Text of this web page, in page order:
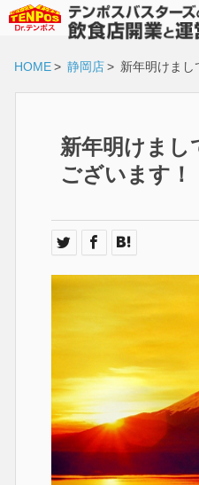
HOME> 静岡店> 新年明けまし
新年明けまし
ございます！